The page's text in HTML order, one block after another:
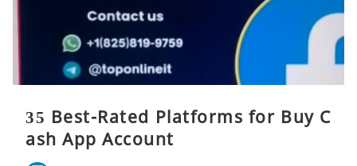
35 Best-Rated Platforms for Buy C
ash App Account